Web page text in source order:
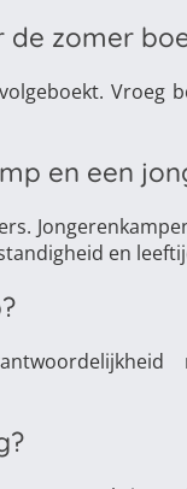
zomer
Vroeg
en een
en